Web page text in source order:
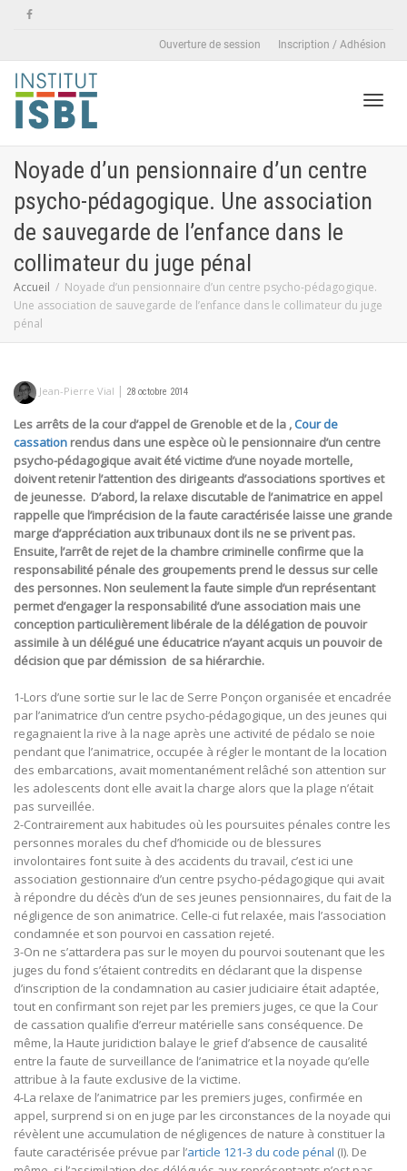
Ouverture de session Inscription / Adhésion
Noyade d’un pensionnaire d’un centre
psycho-pédagogique. Une association
de sauvegarde de l’enfance dans le
collimateur du juge pénal
Accueil
Noyade d’un pensionnaire d’un centre psycho-pédagogique.
Une association de sauvegarde de l’enfance dans le collimateur du juge
pénal
Jean-Pierre Vial | 28 octobre 2014
Les arrêts de la cour d’appel de Grenoble et de la , Cour de
cassation rendus dans une espèce où le pensionnaire d’un centre
psycho-pédagogique avait été victime d’une noyade mortelle,
doivent retenir l’attention des dirigeants d’associations sportives et
de jeunesse. D’abord, la relaxe discutable de l’animatrice en appel
rappelle que l’imprécision de la faute caractérisée laisse une grande
marge d’appréciation aux tribunaux dont ils ne se privent pas.
Ensuite, l’arrêt de rejet de la chambre criminelle confirme que la
responsabilité pénale des groupements prend le dessus sur celle
des personnes. Non seulement la faute simple d’un représentant
permet d’engager la responsabilité d’une association mais une
conception particulièrement libérale de la délégation de pouvoir
assimile à un délégué une éducatrice n’ayant acquis un pouvoir de
décision que par démission de sa hiérarchie.
1-Lors d’une sortie sur le lac de Serre Ponçon organisée et encadrée
par l’animatrice d’un centre psycho-pédagogique, un des jeunes qui
regagnaient la rive à la nage après une activité de pédalo se noie
pendant que l’animatrice, occupée à régler le montant de la location
des embarcations, avait momentanément relâché son attention sur
les adolescents dont elle avait la charge alors que la plage n’était
pas surveillée.
2-Contrairement aux habitudes où les poursuites pénales contre les
personnes morales du chef d’homicide ou de blessures
involontaires font suite à des accidents du travail, c’est ici une
association gestionnaire d’un centre psycho-pédagogique qui avait
à répondre du décès d’un de ses jeunes pensionnaires, du fait de la
négligence de son animatrice. Celle-ci fut relaxée, mais l’association
condamnée et son pourvoi en cassation rejeté.
3-On ne s’attardera pas sur le moyen du pourvoi soutenant que les
juges du fond s’étaient contredits en déclarant que la dispense
d’inscription de la condamnation au casier judiciaire était adaptée,
tout en confirmant son rejet par les premiers juges, ce que la Cour
de cassation qualifie d’erreur matérielle sans conséquence. De
même, la Haute juridiction balaye le grief d’absence de causalité
entre la faute de surveillance de l’animatrice et la noyade qu’elle
attribue à la faute exclusive de la victime.
4-La relaxe de l’animatrice par les premiers juges, confirmée en
appel, surprend si on en juge par les circonstances de la noyade qui
révèlent une accumulation de négligences de nature à constituer la
faute caractérisée prévue par l’article 121-3 du code pénal (I). De